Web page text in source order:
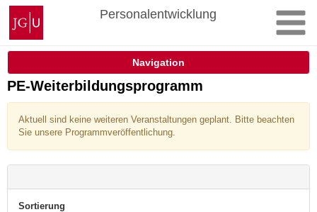
Zum
Inhalt
springen
Johannes
Gutenberg-
Universität
Personalentwicklung
Navigation
PE-Weiterbildungsprogramm
Aktuell sind keine weiteren Veranstaltungen geplant. Bitte beachten
Sie unsere Programmveröffentlichung.
Sortierung